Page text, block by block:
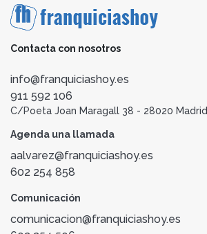
Contacta con nosotros
info@franquiciashoy.es
911 592 106
C/Poeta Joan Maragall 38 - 28020 Madrid
Agenda una llamada
aalvarez@franquiciashoy.es
602 254 858
Comunicación
comunicacion@franquiciashoy.es